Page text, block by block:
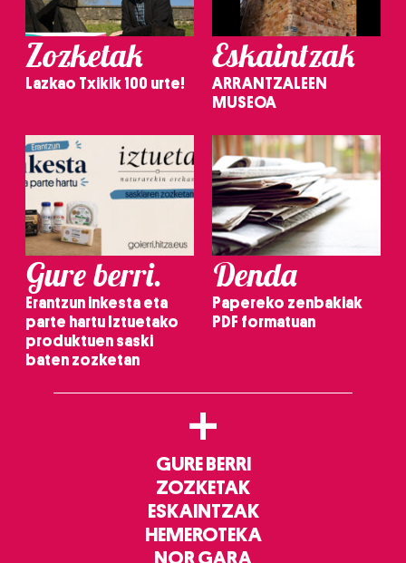
Zozketak
Lazkao Txikik 100 urte!
Eskaintzak
ARRANTZALEEN
MUSEOA
Gure berri.
Erantzun inkesta eta
parte hartu Iztuetako
produktuen saski
baten zozketan
Denda
Papereko zenbakiak
PDF formatuan
+
GURE BERRI
ZOZKETAK
ESKAINTZAK
HEMEROTEKA
NOR GARA